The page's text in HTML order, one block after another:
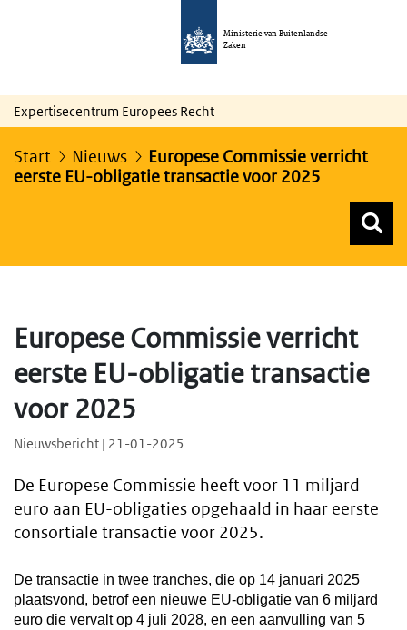
Ministerie van Buitenlandse
Zaken
Expertisecentrum Europees Recht
Start Nieuws
Europese Commissie verricht
eerste EU-obligatie transactie voor 2025
Europese Commissie verricht
eerste EU-obligatie transactie
voor 2025
Nieuwsbericht | 21-01-2025
De Europese Commissie heeft voor 11 miljard
euro aan EU-obligaties opgehaald in haar eerste
consortiale transactie voor 2025.
De transactie in twee tranches, die op 14 januari 2025
plaatsvond, betrof een nieuwe EU-obligatie van 6 miljard
euro die vervalt op 4 juli 2028, en een aanvulling van 5